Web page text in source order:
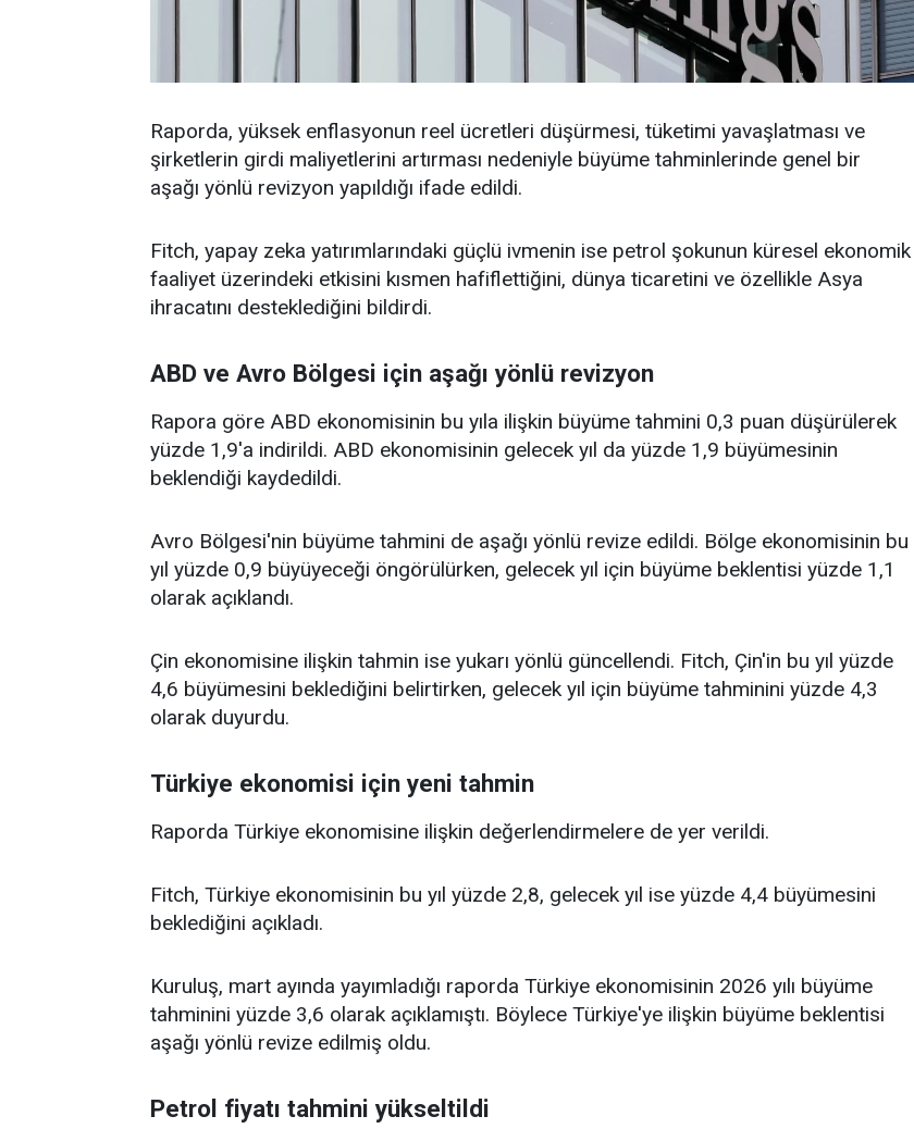
Raporda, yüksek enflasyonun reel ücretleri düşürmesi, tüketimi yavaşlatması ve
şirketlerin girdi maliyetlerini artırması nedeniyle büyüme tahminlerinde genel bir
aşağı yönlü revizyon yapıldığı ifade edildi.
Fitch, yapay zeka yatırımlarındaki güçlü ivmenin ise petrol şokunun küresel ekonomik
faaliyet üzerindeki etkisini kısmen hafiflettiğini, dünya ticaretini ve özellikle Asya
ihracatını desteklediğini bildirdi.
ABD ve Avro Bölgesi için aşağı yönlü revizyon
Rapora göre ABD ekonomisinin bu yıla ilişkin büyüme tahmini 0,3 puan düşürülerek
yüzde 1,9'a indirildi. ABD ekonomisinin gelecek yıl da yüzde 1,9 büyümesinin
beklendiği kaydedildi.
Avro Bölgesi'nin büyüme tahmini de aşağı yönlü revize edildi. Bölge ekonomisinin bu
yıl yüzde 0,9 büyüyeceği öngörülürken, gelecek yıl için büyüme beklentisi yüzde 1,1
olarak açıklandı.
Çin ekonomisine ilişkin tahmin ise yukarı yönlü güncellendi. Fitch, Çin'in bu yıl yüzde
4,6 büyümesini beklediğini belirtirken, gelecek yıl için büyüme tahminini yüzde 4,3
olarak duyurdu.
Türkiye ekonomisi için yeni tahmin
Raporda Türkiye ekonomisine ilişkin değerlendirmelere de yer verildi.
Fitch, Türkiye ekonomisinin bu yıl yüzde 2,8, gelecek yıl ise yüzde 4,4 büyümesini
beklediğini açıkladı.
Kuruluş, mart ayında yayımladığı raporda Türkiye ekonomisinin 2026 yılı büyüme
tahminini yüzde 3,6 olarak açıklamıştı. Böylece Türkiye'ye ilişkin büyüme beklentisi
aşağı yönlü revize edilmiş oldu.
Petrol fiyatı tahmini yükseltildi